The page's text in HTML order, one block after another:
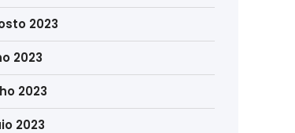
2023
2023
2023
2023